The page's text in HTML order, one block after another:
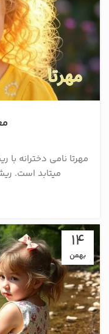
مهرتا نامی دخترانه
میتابد است.
14
بهمن